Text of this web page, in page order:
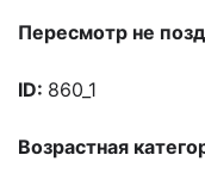
Пересмотр не
ID: 860_1
Возрастная